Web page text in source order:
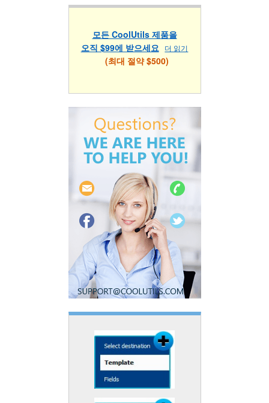
모든 CoolUtils 제품을
오직 $99에 받으세요
더 읽기
(최대 절약 $500)